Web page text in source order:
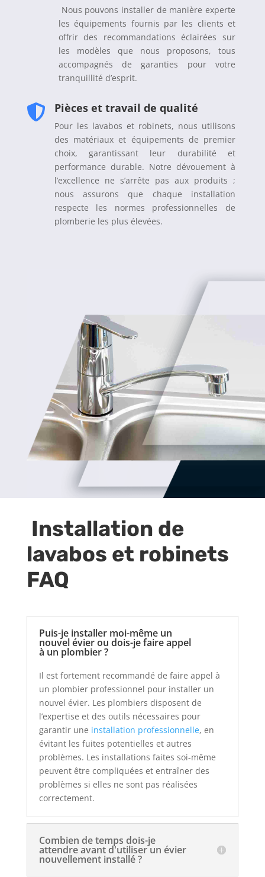
Nous pouvons installer de manière experte
les équipements fournis par les clients et
offrir des recommandations éclairées sur
les modèles que nous proposons, tous
accompagnés de garanties pour votre
tranquillité d’esprit.
 Pièces et travail de qualité
Pour les lavabos et robinets, nous utilisons
des matériaux et équipements de premier
choix, garantissant leur durabilité et
performance durable. Notre dévouement à
l’excellence ne s’arrête pas aux produits ;
nous assurons que chaque installation
respecte les normes professionnelles de
plomberie les plus élevées.
Installation de
lavabos et robinets
FAQ
Puis-je installer moi-même un
nouvel évier ou dois-je faire appel
à un plombier ?
Il est fortement recommandé de faire appel à
un plombier professionnel pour installer un
nouvel évier. Les plombiers disposent de
l’expertise et des outils nécessaires pour
garantir une installation professionnelle, en
évitant les fuites potentielles et autres
problèmes. Les installations faites soi-même
peuvent être compliquées et entraîner des
problèmes si elles ne sont pas réalisées
correctement.
Combien de temps dois-je
attendre avant d'utiliser un évier
nouvellement installé ?